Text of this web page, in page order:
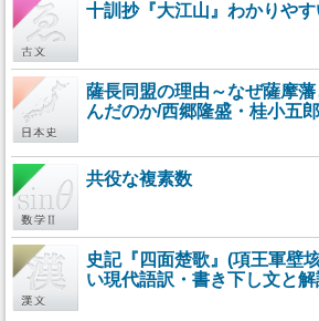
十訓抄『大江山』わかりや
薩長同盟の理由～なぜ薩摩
んだのか/西郷隆盛・桂小五
共役な複素数
史記『四面楚歌』(項王軍壁
い現代語訳・書き下し文と解